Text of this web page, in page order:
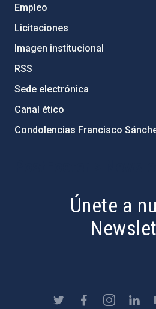
Empleo
Licitaciones
Imagen institucional
RSS
Sede electrónica
Canal ético
Condolencias Francisco
Únete a